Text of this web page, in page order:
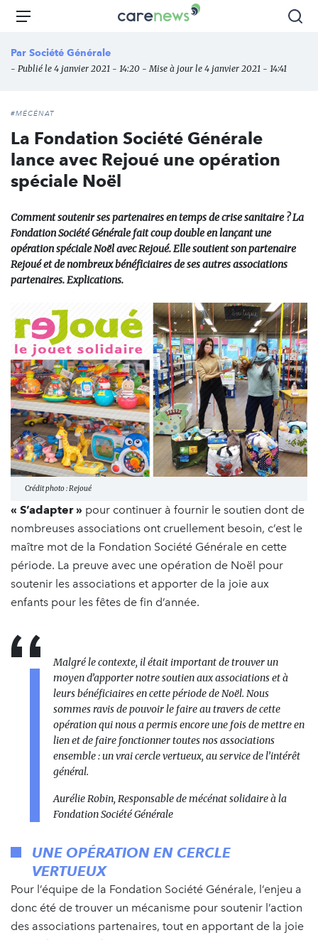
Aller
principal
Carenews,
des
Menu
Par Société Générale
- Publié le 4 janvier 2021 - 14:20 - Mise à jour le 4 janvier 2021 - 14:41
#MÉCÉNAT
La Fondation Société Générale
lance avec Rejoué une opération
spéciale Noël
Comment soutenir ses partenaires en temps de crise sanitaire ? La
Fondation Société Générale fait coup double en lançant une
opération spéciale Noël avec Rejoué. Elle soutient son partenaire
Rejoué et de nombreux bénéficiaires de ses autres associations
partenaires. Explications.
Crédit photo : Rejoué
« S’adapter » pour continuer à fournir le soutien dont de
nombreuses associations ont cruellement besoin, c’est le
maître mot de la Fondation Société Générale en cette
période. La preuve avec une opération de Noël pour
soutenir les associations et apporter de la joie aux
enfants pour les fêtes de fin d’année.
Malgré le contexte, il était important de trouver un
moyen d’apporter notre soutien aux associations et à
leurs bénéficiaires en cette période de Noël. Nous
sommes ravis de pouvoir le faire au travers de cette
opération qui nous a permis encore une fois de mettre en
lien et de faire fonctionner toutes nos associations
ensemble : un vrai cercle vertueux, au service de l’intérêt
général.
Aurélie Robin, Responsable de mécénat solidaire à la
Fondation Société Générale
UNE OPÉRATION EN CERCLE
VERTUEUX
Pour l’équipe de la Fondation Société Générale, l’enjeu a
donc été de trouver un mécanisme pour soutenir l’action
des associations partenaires, tout en apportant de la joie